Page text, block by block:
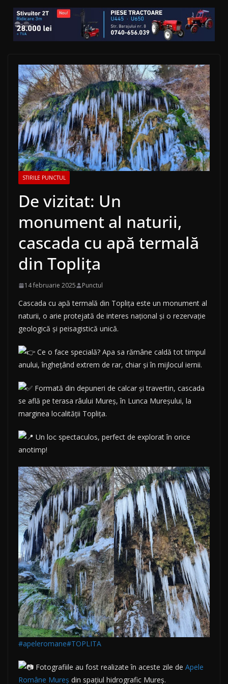
STIRILE PUNCTUL
De vizitat: Un
monument al naturii,
cascada cu apă termală
din Toplița
14 februarie 2025 Punctul
Cascada cu apă termală din Toplița este un monument al
naturii, o arie protejată de interes național și o rezervație
geologică și peisagistică unică.
Ce o face specială? Apa sa rămâne caldă tot timpul
anului, înghețând extrem de rar, chiar și în mijlocul iernii.
Formată din depuneri de calcar și travertin, cascada
se află pe terasa râului Mureș, în Lunca Mureșului, la
marginea localității Toplița.
Un loc spectaculos, perfect de explorat în orice
anotimp!
#apeleromane#TOPLITA
Fotografiile au fost realizate în aceste zile de Apele
Române Mureș din spațiul hidrografic Mureș.